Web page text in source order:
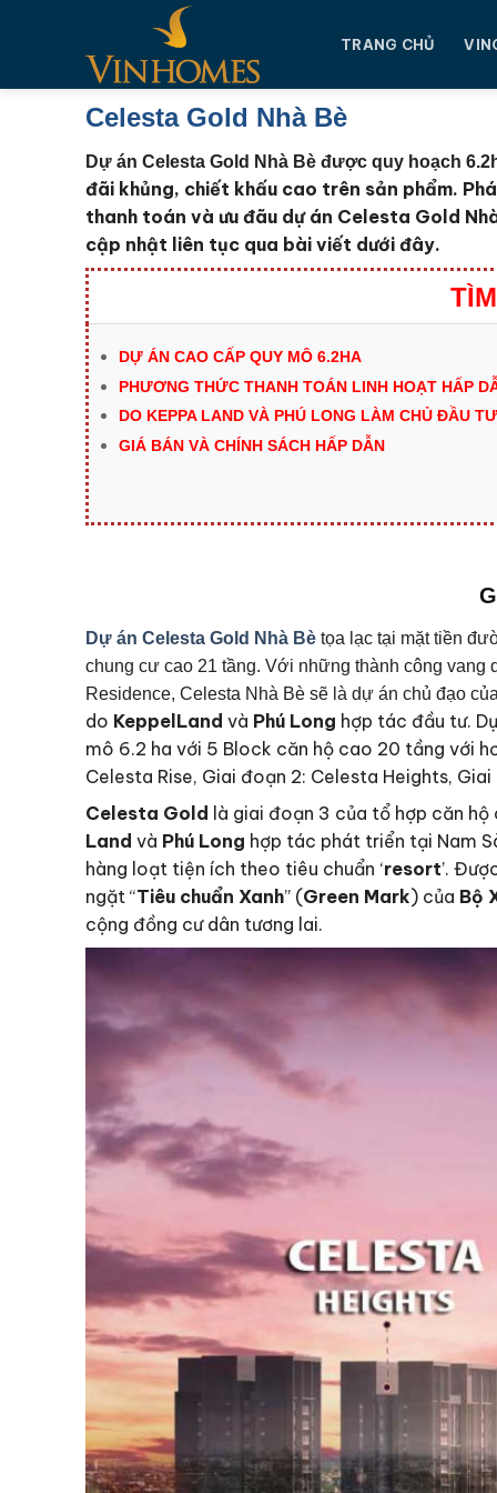
dung
TRANG CHỦ
Celesta Gold Nhà Bè
Dự án Celesta Gold Nhà Bè được quy hoạch
đãi khủng, chiết khấu cao trên sản phẩm.
thanh toán và ưu đãu dự án Celesta Gold
cập nhật liên tục qua bài viết dưới đây.
DỰ ÁN CAO CẤP QUY MÔ 6.2HA
PHƯƠNG THỨC THANH TOÁN LINH HOẠT HẤP
DO KEPPA LAND VÀ PHÚ LONG LÀM CHỦ ĐẦU TƯ
GIÁ BÁN VÀ CHÍNH SÁCH HẤP DẪN
Dự án Celesta Gold Nhà Bè tọa lạc tại mặt tiền
chung cư cao 21 tầng. Với những thành công vang
Residence, Celesta Nhà Bè sẽ là dự án chủ đạo
do KeppelLand và Phú Long hợp tác đầu tư.
mô 6.2 ha với 5 Block căn hộ cao 20 tầng với
Celesta Rise, Giai đoạn 2: Celesta Heights,
Celesta Gold là giai đoạn 3 của tổ hợp căn
Land và Phú Long hợp tác phát triển tại Nam
hàng loạt tiện ích theo tiêu chuẩn ‘resort’.
ngặt “Tiêu chuẩn Xanh” (Green Mark) của Bộ
cộng đồng cư dân tương lai.